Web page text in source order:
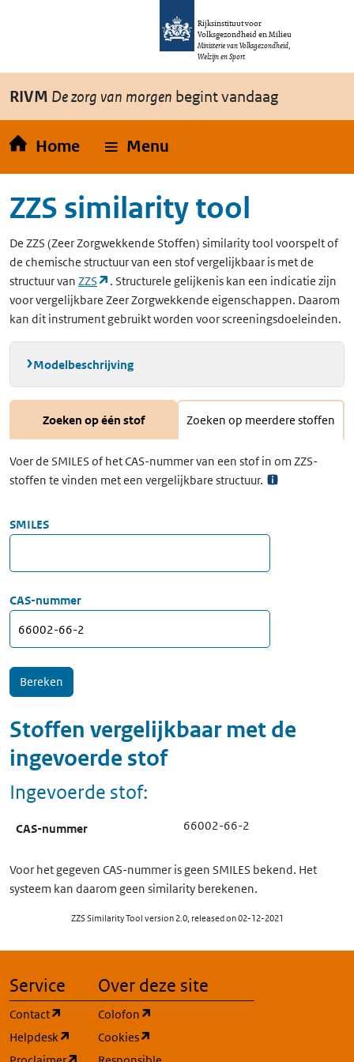
Overslaan en naar de inhoud gaan
Rijksinstituut voor
Volksgezondheid en Milieu
Ministerie van Volksgezondheid,
Welzijn en Sport
RIVM De zorg van morgen begint vandaag
Home Menu
ZZS similarity tool
De ZZS (Zeer Zorgwekkende Stoffen) similarity tool voorspelt of
de chemische structuur van een stof vergelijkbaar is met de
structuur van ZZS (opent in een nieuw tabblad)
. Structurele gelijkenis kan een indicatie zijn
voor vergelijkbare Zeer Zorgwekkende eigenschappen. Daarom
kan dit instrument gebruikt worden voor screeningsdoeleinden.
Modelbeschrijving
Zoeken op één stof Zoeken op meerdere stoffen
Voer de SMILES of het CAS-nummer van een stof in om ZZS-
stoffen te vinden met een vergelijkbare structuur.
SMILES
CAS-nummer
Stoffen vergelijkbaar met de
ingevoerde stof
Ingevoerde stof:
CAS-nummer 66002-66-2
Voor het gegeven CAS-nummer is geen SMILES bekend. Het
systeem kan daarom geen similarity berekenen.
ZZS Similarity Tool version 2.0, released on 02-12-2021
Service
Contact
(opent in een nieuw tabblad)
Helpdesk
(opent in een nieuw tabblad)
Over deze site
Colofon
Cookies